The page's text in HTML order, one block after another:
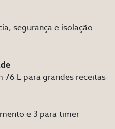
segurança e isolação
76 L para grandes receitas
e 3 para timer